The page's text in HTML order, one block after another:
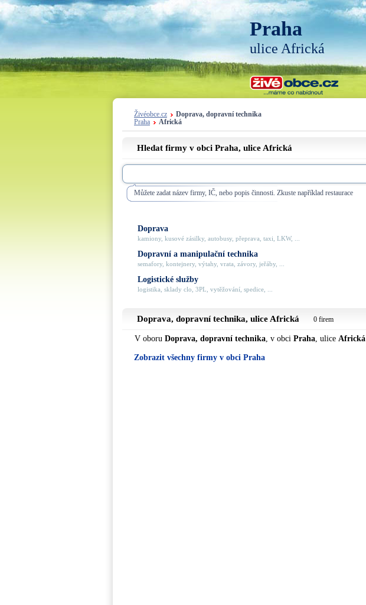
Praha
ulice Africká
Živéobce.cz
Doprava, dopravní technika
Praha
Africká
Hledat firmy v obci Praha, ulice Africká
Můžete zadat název firmy, IČ, nebo popis činnosti. Zkuste například restaurace
Doprava
kamiony, kusové zásilky, autobusy, přeprava, taxi, LKW, ...
Dopravní a manipulační technika
semafory, kontejnery, výtahy, vrata, závory, jeřáby, ...
Logistické služby
logistika, sklady clo, 3PL, vytěžování, spedice, ...
Doprava, dopravní technika, ulice Africká 0 firem
V oboru Doprava, dopravní technika, v obci Praha, ulice Africká
Zobrazit všechny firmy v obci Praha